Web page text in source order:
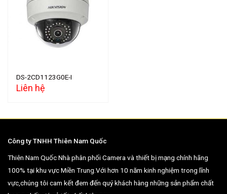
wishlist
DS-2CD1123G0E-I
Liên hệ
Công ty TNHH Thiên Nam Quốc
Thiên Nam Quốc Nhà phân phối Camera và thiết bị mạng chính hãng
100% tại khu vực Miền Trung.Với hơn 10 năm kinh nghiệm trong lĩnh
vực,chúng tôi cam kết đem đến quý khách hàng những sản phẩm chất